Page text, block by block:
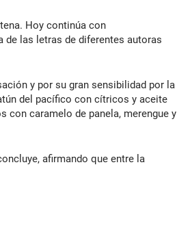
Hoy continúa con
de las letras de diferentes autoras
y por su gran sensibilidad por la
del pacífico con cítricos y aceite
con caramelo de panela, merengue y
afirmando que entre la